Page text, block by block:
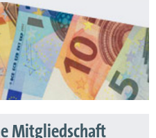
Mitgliedschaft